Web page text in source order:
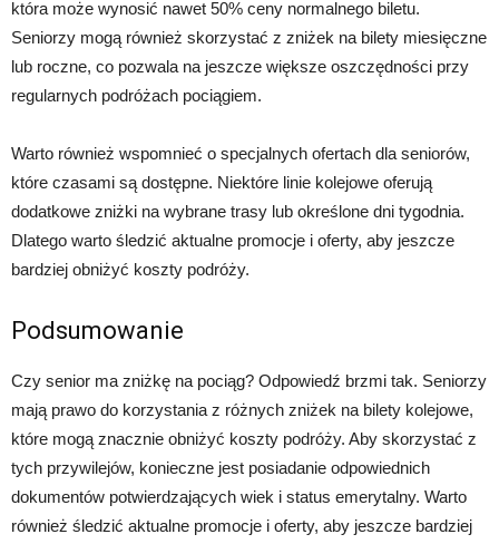
która może wynosić nawet 50% ceny normalnego biletu.
Seniorzy mogą również skorzystać z zniżek na bilety miesięczne
lub roczne, co pozwala na jeszcze większe oszczędności przy
regularnych podróżach pociągiem.
Warto również wspomnieć o specjalnych ofertach dla seniorów,
które czasami są dostępne. Niektóre linie kolejowe oferują
dodatkowe zniżki na wybrane trasy lub określone dni tygodnia.
Dlatego warto śledzić aktualne promocje i oferty, aby jeszcze
bardziej obniżyć koszty podróży.
Podsumowanie
Czy senior ma zniżkę na pociąg? Odpowiedź brzmi tak. Seniorzy
mają prawo do korzystania z różnych zniżek na bilety kolejowe,
które mogą znacznie obniżyć koszty podróży. Aby skorzystać z
tych przywilejów, konieczne jest posiadanie odpowiednich
dokumentów potwierdzających wiek i status emerytalny. Warto
również śledzić aktualne promocje i oferty, aby jeszcze bardziej